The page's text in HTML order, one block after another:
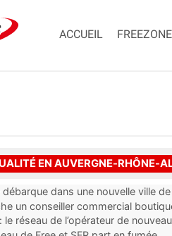
ACCUEIL FREEZONE
EN AUVERGNE-RHÔNE-
dans une nouvelle ville de
un conseiller commercial
le réseau de l’opérateur de